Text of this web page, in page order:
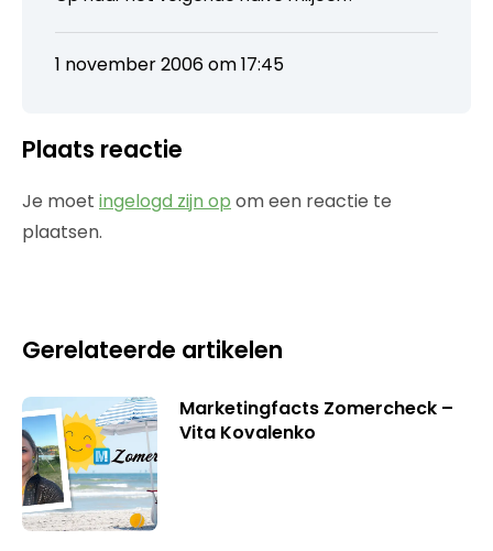
1 november 2006 om 17:45
Plaats reactie
Je moet ingelogd zijn op om een reactie te
plaatsen.
Gerelateerde artikelen
Marketingfacts Zomercheck –
Vita Kovalenko